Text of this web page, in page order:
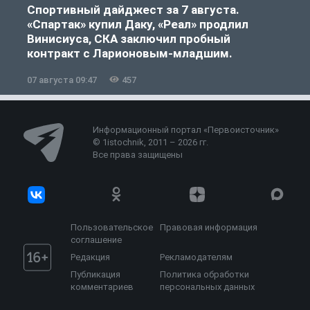
Спортивный дайджест за 7 августа.
«Спартак» купил Даку, «Реал» продлил
Винисиуса, СКА заключил пробный
контракт с Ларионовым-младшим.
07 августа 09:47 457
Информационный портал «Первоисточник»
© 1istochnik, 2011 – 2026 гг.
Все права защищены
Пользовательское
соглашение
Правовая информация
Редакция
Рекламодателям
Публикация
комментариев
Политика обработки
персональных данных